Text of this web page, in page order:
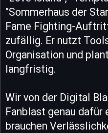
"Sommerhaus der
Fame Fighting-
zufällig. Er nutzt
Organisation und
langfristig.
Wir von der Digital
Fanblast genau
brauchen